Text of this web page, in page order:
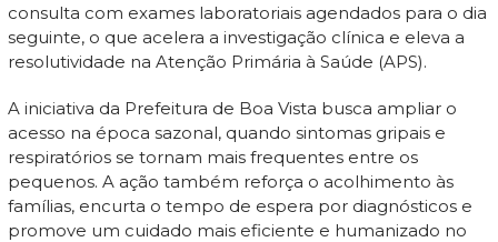
consulta com exames laboratoriais agendados para o dia
seguinte, o que acelera a investigação clínica e eleva a
resolutividade na Atenção Primária à Saúde (APS).
A iniciativa da Prefeitura de Boa Vista busca ampliar o
acesso na época sazonal, quando sintomas gripais e
respiratórios se tornam mais frequentes entre os
pequenos. A ação também reforça o acolhimento às
famílias, encurta o tempo de espera por diagnósticos e
promove um cuidado mais eficiente e humanizado no